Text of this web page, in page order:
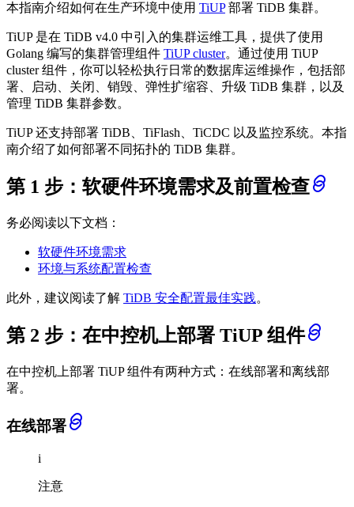
本指南介绍如何在生产环境中使用 TiUP部署 TiDB 集群。
TiUP 是在 TiDB v4.0 中引入的集群运维工具，提供了使用
Golang 编写的集群管理组件 TiUP cluster。通过使用 TiUP
cluster 组件，你可以轻松执行日常的数据库运维操作，包括部
署、启动、关闭、销毁、弹性扩缩容、升级 TiDB 集群，以及
管理 TiDB 集群参数。
TiUP 还支持部署 TiDB、TiFlash、TiCDC 以及监控系统。本指
南介绍了如何部署不同拓扑的 TiDB 集群。
第 1 步：软硬件环境需求及前置检查
务必阅读以下文档：
软硬件环境需求
环境与系统配置检查
此外，建议阅读了解 TiDB 安全配置最佳实践。
第 2 步：在中控机上部署 TiUP 组件
在中控机上部署 TiUP 组件有两种方式：在线部署和离线部
署。
在线部署
i
注意